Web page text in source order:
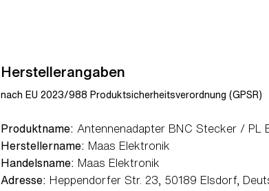
Herstellerangaben
nach EU 2023/988 Produktsicherheitsverordnung (GPSR)
Produktname: Antennenadapter BNC Stecker / PL
Herstellername: Maas Elektronik
Handelsname: Maas Elektronik
Adresse: Heppendorfer Str. 23, 50189 Elsdorf,